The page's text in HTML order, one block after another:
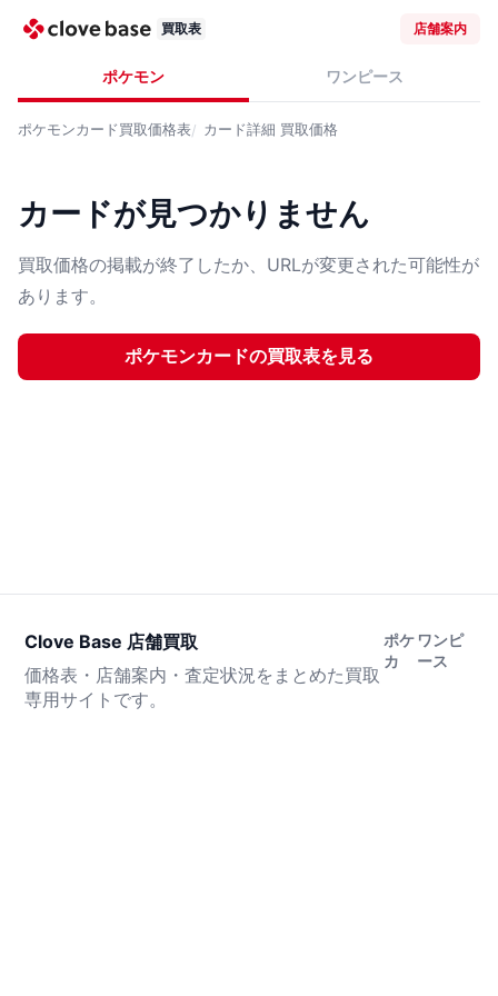
買取表 店舗案内
ポケモン ワンピース
ポケモンカード買取価格表 カード詳細 買取価格
カードが見つかりません
買取価格の掲載が終了したか、URLが変更された可能性が
あります。
ポケモンカードの買取表を見る
Clove Base 店舗買取
価格表・店舗案内・査定状況をまとめた買取
専用サイトです。
ポケ
カ
ワンピ
ース